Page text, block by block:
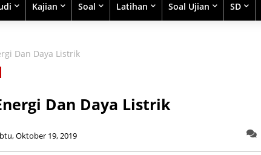
Kajian Soal Latihan Soal Ujian SD
Dan Daya Listrik
Dan Daya Listrik
Oktober 19, 2019